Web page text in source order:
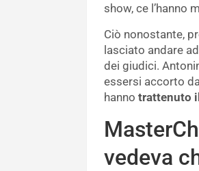
show, ce l’hanno
Ciò nonostante,
lasciato andare
dei giudici.
essersi accorto
hanno trattenuto
vedeva